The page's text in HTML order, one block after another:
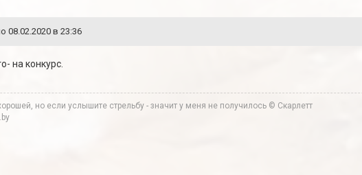
08.02.2020 в 23:36
на конкурс.
но если услышите стрельбу - значит у меня не получилось © Скарлетт